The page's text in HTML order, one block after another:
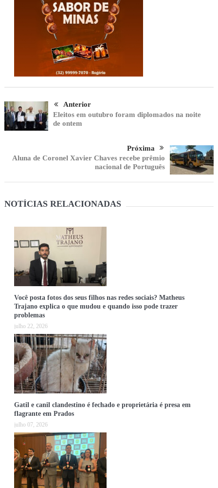
Anterior
Eleitos em outubro foram diplomados na noite
de ontem
Próxima
Aluna de Coronel Xavier Chaves recebe prêmio
nacional de Português
NOTÍCIAS RELACIONADAS
Você posta fotos dos seus filhos nas redes sociais? Matheus
Trajano explica o que mudou e quando isso pode trazer
problemas
julho 22, 2026
Gatil e canil clandestino é fechado e proprietária é presa em
flagrante em Prados
julho 07, 2026